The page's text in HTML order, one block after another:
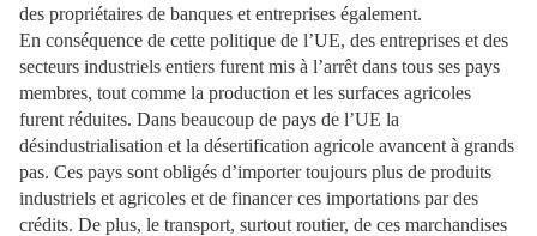
des propriétaires de banques et entreprises également.
En conséquence de cette politique de l’UE, des entreprises et des
secteurs industriels entiers furent mis à l’arrêt dans tous ses pays
membres, tout comme la production et les surfaces agricoles
furent réduites. Dans beaucoup de pays de l’UE la
désindustrialisation et la désertification agricole avancent à grands
pas. Ces pays sont obligés d’importer toujours plus de produits
industriels et agricoles et de financer ces importations par des
crédits. De plus, le transport, surtout routier, de ces marchandises